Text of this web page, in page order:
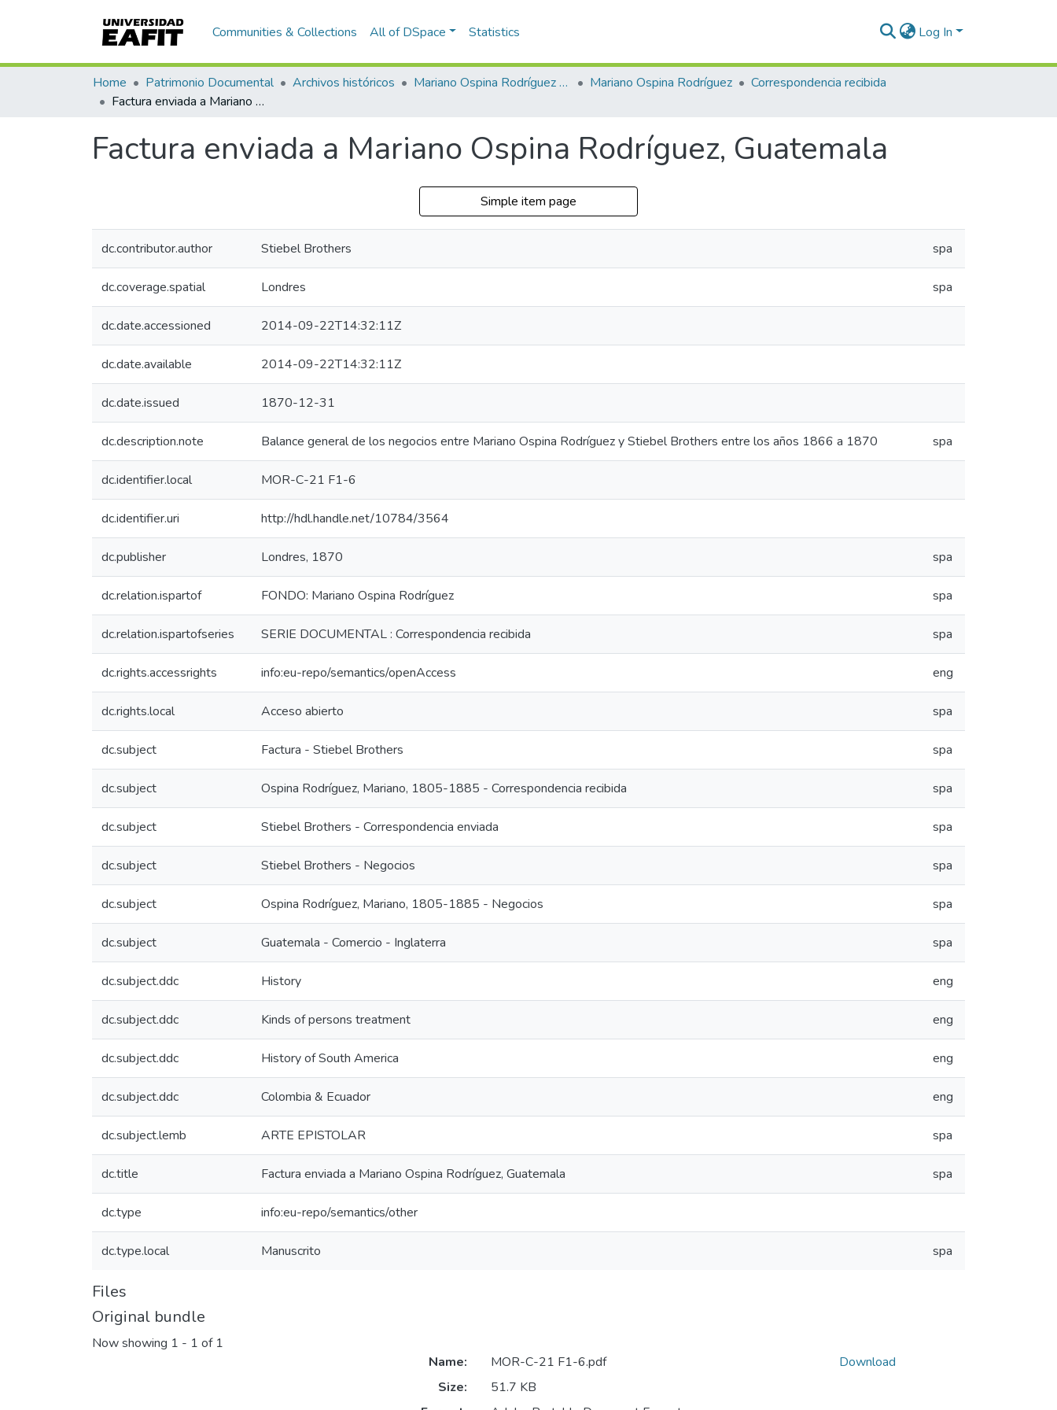
Communities & Collections All of DSpace Statistics Log In
Home Patrimonio Documental Archivos históricos Mariano Ospina Rodríguez (1826 -1912) Mariano Ospina Rodríguez
Correspondencia recibida
Factura enviada a Mariano Ospina Rodríguez, Guatemala
Factura enviada a Mariano Ospina Rodríguez, Guatemala
Simple item page
dc.contributor.author Stiebel Brothers spa
dc.coverage.spatial Londres spa
dc.date.accessioned 2014-09-22T14:32:11Z
dc.date.available 2014-09-22T14:32:11Z
dc.date.issued 1870-12-31
dc.description.note Balance general de los negocios entre Mariano Ospina Rodríguez y Stiebel Brothers entre los años 1866 a 1870 spa
dc.identifier.local MOR-C-21 F1-6
dc.identifier.uri http://hdl.handle.net/10784/3564
dc.publisher Londres, 1870 spa
dc.relation.ispartof FONDO: Mariano Ospina Rodríguez spa
dc.relation.ispartofseries SERIE DOCUMENTAL : Correspondencia recibida spa
dc.rights.accessrights info:eu-repo/semantics/openAccess eng
dc.rights.local Acceso abierto spa
dc.subject Factura - Stiebel Brothers spa
dc.subject Ospina Rodríguez, Mariano, 1805-1885 - Correspondencia recibida spa
dc.subject Stiebel Brothers - Correspondencia enviada spa
dc.subject Stiebel Brothers - Negocios spa
dc.subject Ospina Rodríguez, Mariano, 1805-1885 - Negocios spa
dc.subject Guatemala - Comercio - Inglaterra spa
dc.subject.ddc History eng
dc.subject.ddc Kinds of persons treatment eng
dc.subject.ddc History of South America eng
dc.subject.ddc Colombia & Ecuador eng
dc.subject.lemb ARTE EPISTOLAR spa
dc.title Factura enviada a Mariano Ospina Rodríguez, Guatemala spa
dc.type info:eu-repo/semantics/other
dc.type.local Manuscrito spa
Files
Original bundle
Now showing 1 - 1 of 1
Name:
MOR-C-21 F1-6.pdf
Size:
51.7 KB
Download